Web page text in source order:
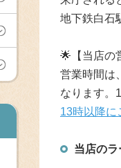
地下鉄白石
🌟 【当店
営業時間は
なります。
13時以降に
当店の